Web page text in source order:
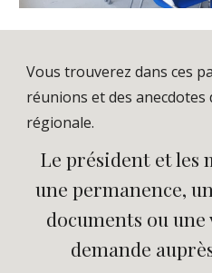
Vous trouverez dans ces
réunions et des
régionale.
Le président et les
une permanence,
documents ou
demande